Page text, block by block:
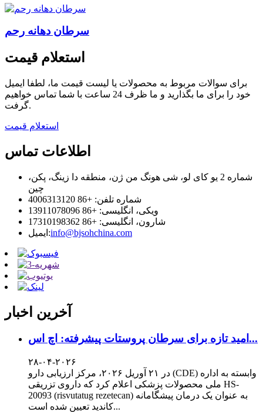
سرطان دهانه رحم
استعلام قیمت
برای سوالات مربوط به محصولات یا لیست قیمت ما، لطفا ایمیل
خود را برای ما بگذارید و ما ظرف 24 ساعت با شما تماس خواهیم
گرفت.
استعلام قیمت
اطلاعات تماس
شماره 2 یو کای لو، شی هونگ من ژن، منطقه دا زینگ، پکن،
چین
شماره تلفن: +86 4006313120
ویکی، انگلیسی: +86 13911078096
شارون، انگلیسی: +86 17310198362
ایمیل:info@bjsohchina.com
آخرین اخبار
امید تازه برای سرطان پروستات پیشرفته: اچ اس...
۲۸-۰۴-۲۰۲۶
در ۲۱ آوریل ۲۰۲۶، مرکز ارزیابی دارو (CDE) وابسته به اداره
ملی محصولات پزشکی اعلام کرد که داروی تزریقی HS-
20093 (risvutatug rezetecan) به عنوان یک درمان پیشگامانه
کاندید تعیین شده است...